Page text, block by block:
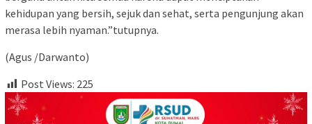
kehidupan yang bersih, sejuk dan sehat, serta pengunjung akan
merasa lebih nyaman.”tutupnya.
(Agus /Darwanto)
Post Views: 225